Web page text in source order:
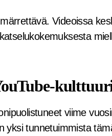
Videoissa
viime
tunnetuimmista